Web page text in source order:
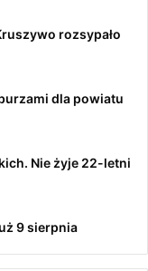
rozsypało
dla powiatu
Nie żyje 22-letni
9 sierpnia